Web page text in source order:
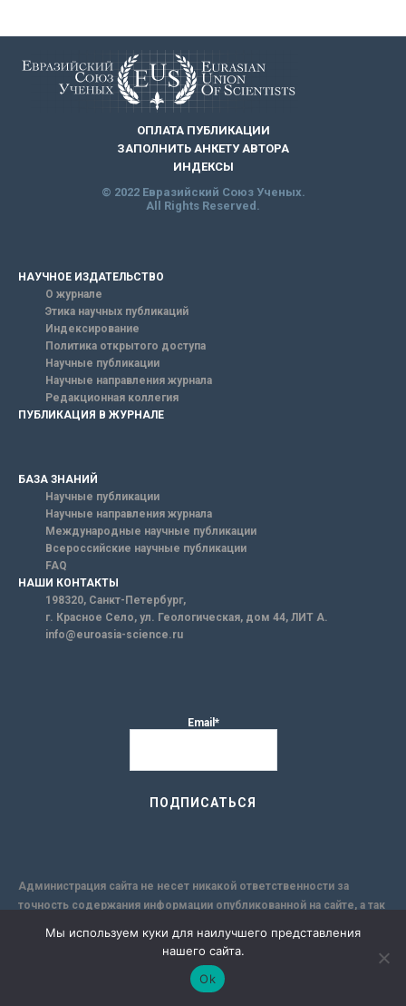
ОПЛАТА ПУБЛИКАЦИИ
ЗАПОЛНИТЬ АНКЕТУ АВТОРА
ИНДЕКСЫ
© 2022 Евразийский Союз Ученых.
All Rights Reserved.
НАУЧНОЕ ИЗДАТЕЛЬСТВО
О журнале
Этика научных публикаций
Индексирование
Политика открытого доступа
Научные публикации
Научные направления журнала
Редакционная коллегия
ПУБЛИКАЦИЯ В ЖУРНАЛЕ
БАЗА ЗНАНИЙ
Научные публикации
Научные направления журнала
Международные научные публикации
Всероссийские научные публикации
FAQ
НАШИ КОНТАКТЫ
198320, Санкт-Петербург,
г. Красное Село, ул. Геологическая, дом 44, ЛИТ А.
info@euroasia-science.ru
Email*
Администрация сайта не несет никакой ответственности за
точность содержания информации опубликованной на сайте, а так
содержаться в исследовательских публикациях, и за
субъективности результатов авторских исследований. Кроме
Мы используем куки для наилучшего представления
нашего сайта.
Ok